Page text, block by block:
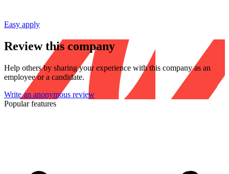
Easy apply
Review this company
Help others by sharing your experience with this company as an
employee or a candidate.
Write an anonymous review
Popular features